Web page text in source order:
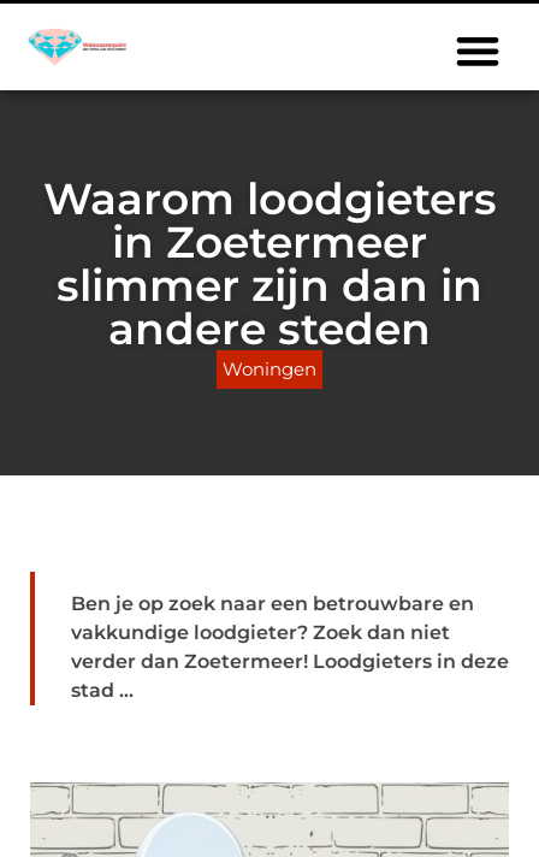
Waarom loodgieters
in Zoetermeer
slimmer zijn dan in
andere steden
Woningen
Ben je op zoek naar een betrouwbare en
vakkundige loodgieter? Zoek dan niet
verder dan Zoetermeer! Loodgieters in deze
stad ...